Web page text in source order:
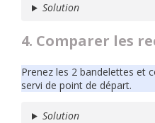
Solution
4. Comparer les
Prenez les 2 bandelettes et
servi de point de départ.
Solution